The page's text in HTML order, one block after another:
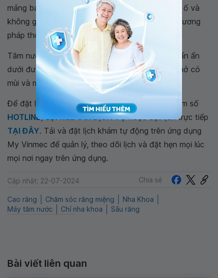
mảng bám sót trên răng khiến răng trở nên vàng ố và
không gây bất kỳ tổn thương nào như những phương
pháp thông thường.
Tăm nước sẽ giúp tẩy sạch mảng bám và vi khuẩn ẩn
dưới đường nướu răng nguyên nhân gây ra hơi thở có
mùi và mang lại cảm giác sảng khoái.
Để đặt lịch khám tại viện, Quý khách vui lòng bấm số
HOTLINE, đặt muaGÓI DỊCH VỤhoặc đặt lịch trực tiếp
TẠI ĐÂY. Tải và đặt lịch khám tự động trên ứng dụng
My Vinmec để quản lý, theo dõi lịch và đặt hẹn mọi lúc
mọi nơi ngay trên ứng dụng.
Cập nhật: 22-07-2024 Chia sẻ
Cao răng Chăm sóc răng miệng
Nha Khoa
Máy tăm nước
Chỉ nha khoa Sâu răng
Bài viết liên quan